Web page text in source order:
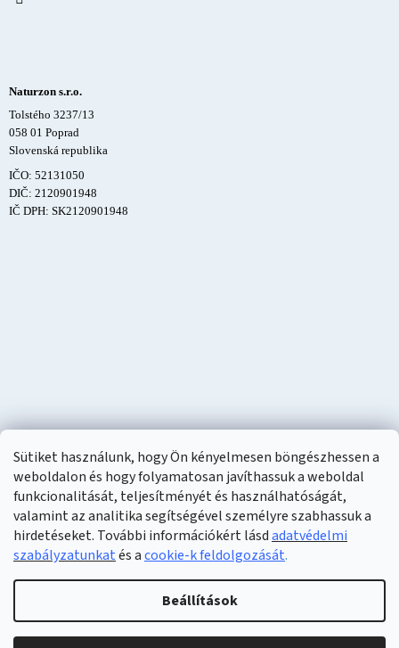
Sütiket használunk, hogy Ön kényelmesen böngészhessen a
weboldalon és hogy folyamatosan javíthassuk a weboldal
funkcionalitását, teljesítményét és használhatóságát,
valamint az analitika segítségével személyre szabhassuk a
hirdetéseket. További információkért lásdadatvédelmi
szabályzatunkatés acookie-k feldolgozását.
Beállítások
Naturzon s.r.o.
Tolstého 3237/13
058 01 Poprad
Slovenská republika
IČO: 52131050
DIČ: 2120901948
IČ DPH: SK2120901948
Shoptet készítette